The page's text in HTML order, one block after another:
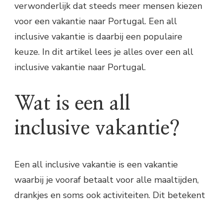
verwonderlijk dat steeds meer mensen kiezen
voor een vakantie naar Portugal. Een all
inclusive vakantie is daarbij een populaire
keuze. In dit artikel lees je alles over een all
inclusive vakantie naar Portugal.
Wat is een all
inclusive vakantie?
Een all inclusive vakantie is een vakantie
waarbij je vooraf betaalt voor alle maaltijden,
drankjes en soms ook activiteiten. Dit betekent